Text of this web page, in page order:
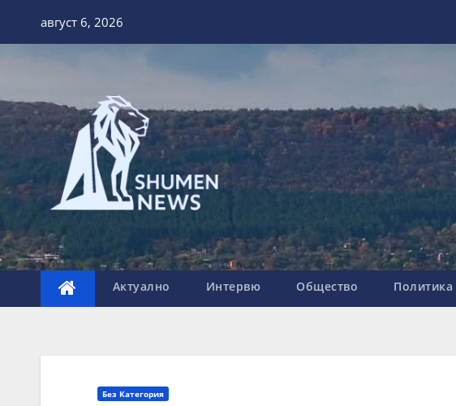
август 6, 2026
Актуално Интервю Общество Политика
Без Категория